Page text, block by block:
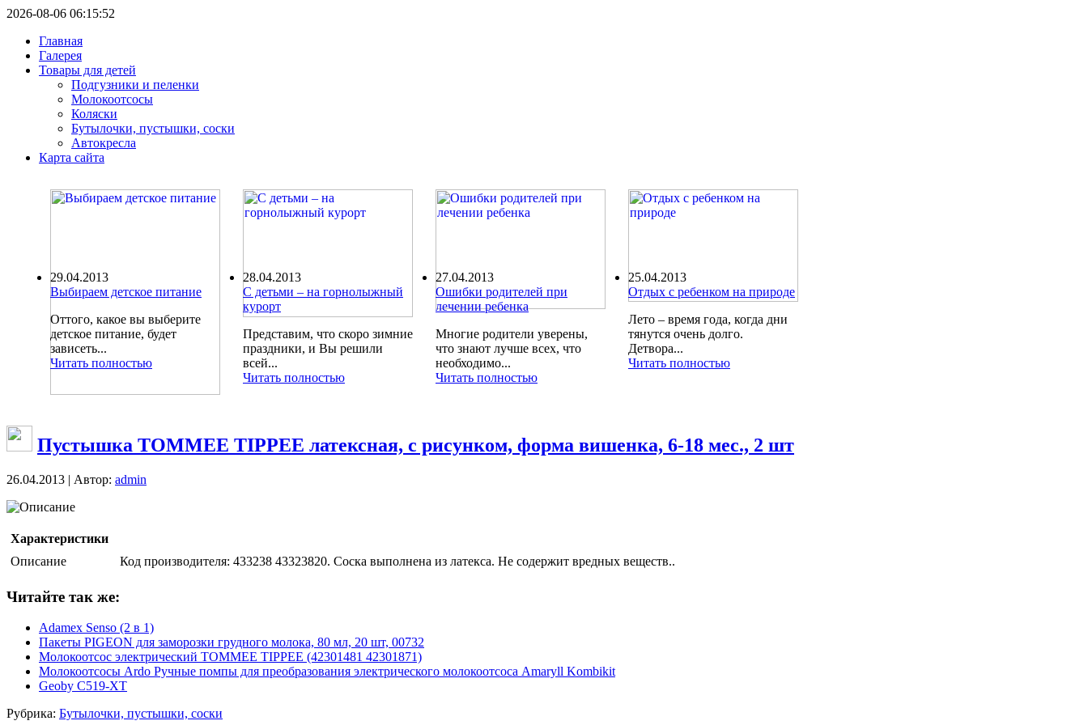
2026-08-06 06:15:52
Главная
Галерея
Товары для детей
Подгузники и пеленки
Молокоотсосы
Коляски
Бутылочки, пустышки, соски
Автокресла
Карта сайта
29.04.2013
Выбираем детское питание
Оттого, какое вы выберите
детское питание, будет
зависеть...
Читать полностью
28.04.2013
С детьми – на горнолыжный
курорт
Представим, что скоро зимние
праздники, и Вы решили
всей...
Читать полностью
27.04.2013
Ошибки родителей при
лечении ребенка
Многие родители уверены,
что знают лучше всех, что
необходимо...
Читать полностью
25.04.2013
Отдых с ребенком на природе
Лето – время года, когда дни
тянутся очень долго.
Детвора...
Читать полностью
Пустышка TOMMEE TIPPEE латексная, с рисунком, форма вишенка, 6-18 мес., 2 шт
26.04.2013 | Автор: admin
Описание
Характеристики
Описание
Код производителя: 433238 43323820. Соска выполнена из латекса. Не содержит вредных веществ..
Читайте так же:
Adamex Senso (2 в 1)
Пакеты PIGEON для заморозки грудного молока, 80 мл, 20 шт, 00732
Молокоотсос электрический TOMMEE TIPPEE (42301481 42301871)
Молокоотсосы Ardo Ручные помпы для преобразования электрического молокоотсоса Amaryll Kombikit
Geoby C519-XT
Рубрика: Бутылочки, пустышки, соски